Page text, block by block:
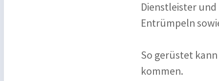
Dienstleister
Entrümpeln
So gerüstet
kommen.